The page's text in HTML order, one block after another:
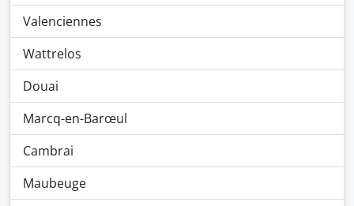
Valenciennes
Wattrelos
Douai
Marcq-en-Barœul
Cambrai
Maubeuge